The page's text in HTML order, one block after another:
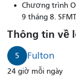
Fulton
đến
Ocean
Beach
mất
Chương trình
9 tháng 8.
Thông tin về
5 Fulton
24 giờ mỗi ngày